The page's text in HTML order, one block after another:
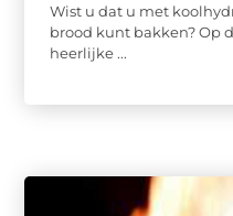
Wist u dat u met
brood kunt bakken? Op
heerlijke ...